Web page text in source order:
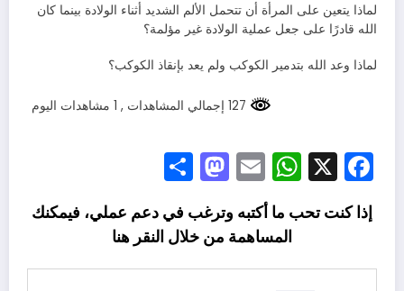
لماذا يتعين على المرأة أن تتحمل الألم الشديد أثناء الولادة بينما كان
الله قادرًا على جعل عملية الولادة غير مؤلمة؟
لماذا وعد الله بتدمير الكوكب ولم يعد بإنقاذ الكوكب؟
, 1 مشاهدات اليوم
Facebook
X
WhatsApp
Email
Mastodon
إذا كنت تحب ما أكتبه وترغب في دعم عملي، فيمكنك
المساهمة من خلال النقر هنا